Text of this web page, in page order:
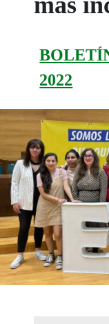
2022